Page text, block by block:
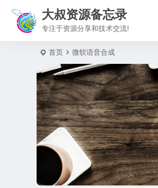
大叔资源备忘录
专注于资源分享和技术交流!
首页 微软语音合成